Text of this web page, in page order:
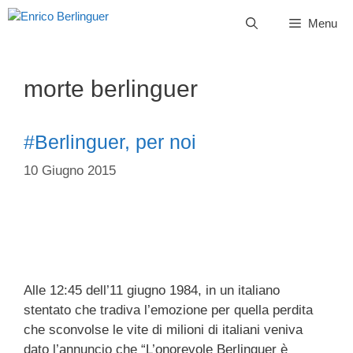
Vai
Menu
morte berlinguer
#Berlinguer, per noi
10 Giugno 2015
Alle 12:45 dell’11 giugno 1984, in un italiano
stentato che tradiva l’emozione per quella perdita
che sconvolse le vite di milioni di italiani veniva
dato l’annuncio che “L’onorevole Berlinguer è